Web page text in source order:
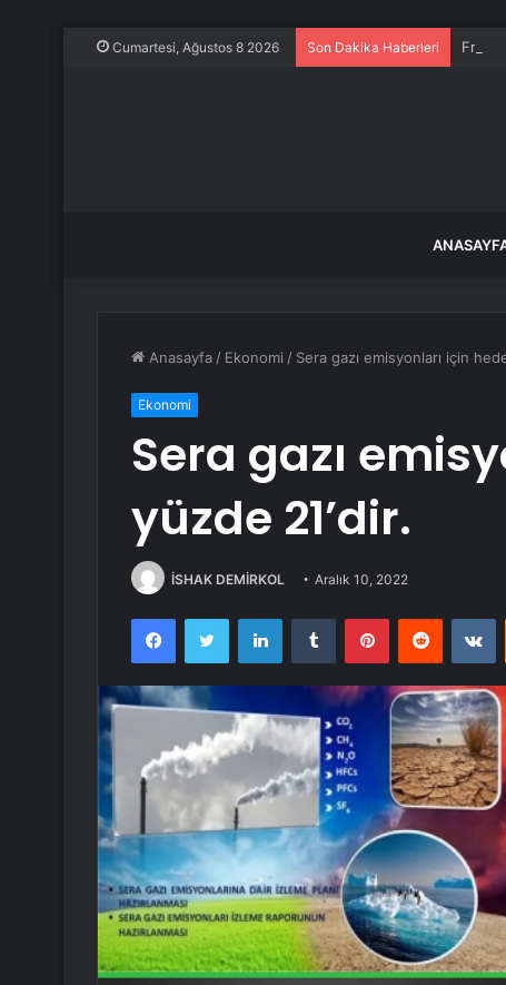
Cumartesi, Ağustos 8 2026 Son Dakika Haberleri
Anasayfa / Ekonomi / Sera gazı emisyonları için
Ekonomi
Sera gazı
yüzde 21’dir.
İSHAK DEMİRKOL Aralık 10, 2022
FacebookTwitter LinkedInTumblr PinterestReddit